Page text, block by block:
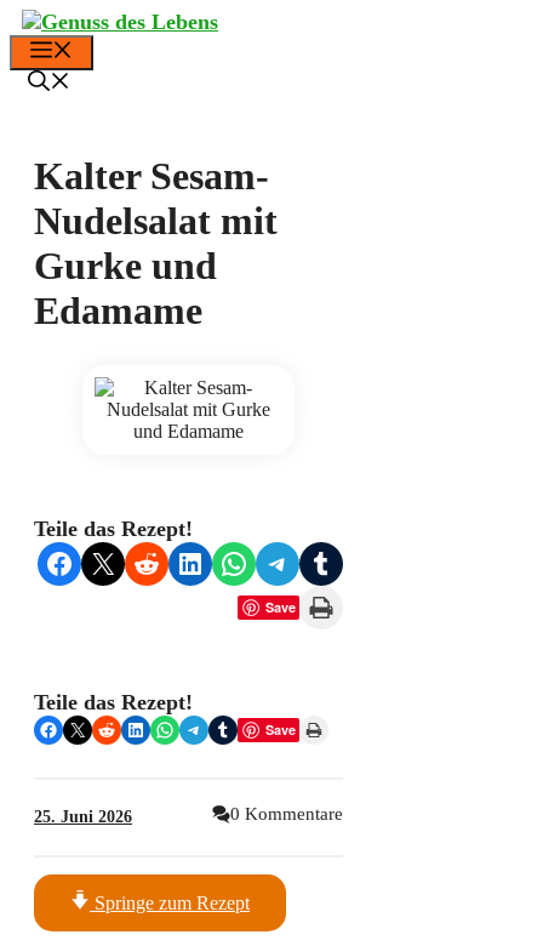
Zum
Inhalt
springen
Kalter Sesam-
Nudelsalat mit
Gurke und
Edamame
Teile das Rezept!
Share on Facebook
Share on X Share on RedditShare on LinkedIn
Share on WhatsApp
Share on Telegram
Share on Tumblr
Save Print this Page
Teile das Rezept!
Share on Facebook
Share on X Share on RedditShare on LinkedIn
Share on WhatsApp
Share on Telegram
Share on TumblrSave Print this Page
25. Juni 2026 0 Kommentare
Springe zum Rezept